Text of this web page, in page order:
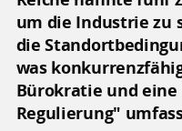
um die Industrie zu
die
was
Bürokratie und
Regulierung"